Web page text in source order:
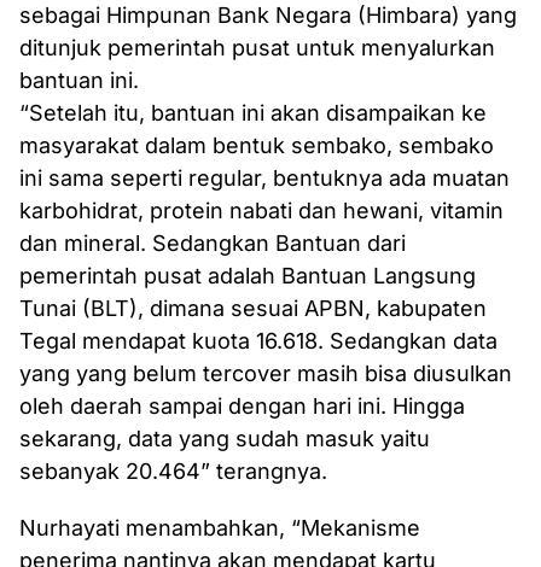
sebagai Himpunan Bank Negara (Himbara) yang
ditunjuk pemerintah pusat untuk menyalurkan
bantuan ini.
“Setelah itu, bantuan ini akan disampaikan ke
masyarakat dalam bentuk sembako, sembako
ini sama seperti regular, bentuknya ada muatan
karbohidrat, protein nabati dan hewani, vitamin
dan mineral. Sedangkan Bantuan dari
pemerintah pusat adalah Bantuan Langsung
Tunai (BLT), dimana sesuai APBN, kabupaten
Tegal mendapat kuota 16.618. Sedangkan data
yang yang belum tercover masih bisa diusulkan
oleh daerah sampai dengan hari ini. Hingga
sekarang, data yang sudah masuk yaitu
sebanyak 20.464” terangnya.
Nurhayati menambahkan, “Mekanisme
penerima nantinya akan mendapat kartu